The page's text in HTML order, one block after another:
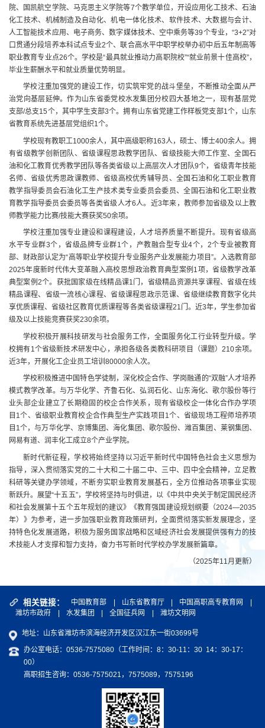
院、国凯航空学院、马克思主义学院等7个教学单位，开设应用化工技术、石油
化工技术、机械制造及自动化、机电一体化技术、软件技术、大数据与会计、
人工智能技术应用、电子商务、数字媒体技术、空中乘务等39个专业，“3+2”对
口贯通分段培养本科试点专业2个、联合高水平中职学校举办初中后五年制高等
职业教育专业点26个。学校是“最具就业推动力高职院校”“就业前景十佳高校”，
毕业生薪酬水平和就业质量优势明显。
学校注重加强党的建设工作，切实筑牢党的战斗堡垒，不断推动全面从严
治党向基层延伸。作为山东省委党校水发集团分校四大基地之一，现有基层党
支部/总支15个，其中学生支部3个。拥有山东省党建工作样板党支部1个，山东
省教育系统先进基层党组织1个。
学校现有教职工1000余人，其中高级职称163人，硕士、博士400余人。拥
有省级教学创新团队、省级课程思政教学团队、省级技能大师工作室、全国石
油和化工教育优秀教学团队等各类省级以上高层次人才团队9个，省级青年技能
名师、省级优秀思政课教师、省级高校优秀辅导员、全国石油和化工职业教育
教学指导委员会石油化工生产技术类专业委员会委员、全国石油和化工职业教
育教学指导委员会委员等各类省级人才6人。近3年来，教师参加省级及以上教
师教学能力比赛/技能大赛获奖50余项。
学校注重加强专业建设和课程建设，人才培养质量不断提升。现有省级高
水平专业群3个，省级品牌专业群1个，产教融合型专业4个，2个专业被教育
部、财政部认定为“高等职业学校提升专业服务产业发展能力项目”。入选教育部
2025年度新时代伟大变革融入高校思想政治教育典型案例1项，省级教学改革
典型案例2个。获批国家级在线精品课1门，省级精品资源共享课程、省级在线
精品课程、省级一流核心课程、省级课程思政示范课、省级继续教育数字化共
享优质课程、省级社区教育优质课程等各类省级课程21门。近3年，学生参加省
级及以上技能竞赛获奖230余项。
学校积极开展科技研发与社会服务工作，全面服务化工行业转型升级。学
校拥有1个省级新技术研发中心，承担各级各类教科研项目（课题）210余项。
近3年，开展化工企业员工培训80000余人次。
学校积极推进中国特色学徒制，深化校企合作、学岗融通的“双融”人才培养
模式教学改革。与万华化学、齐鲁石化、弘润石化、山东海化、歌尔股份等行
业头部企业建立了长期稳固的校企合作关系，现有省级校企一体化合作办学项
目1个、省级职业教育校企合作典型生产实践项目1个、省级现场工程师培养项
目1个，与万华化学、京博集团、海化集团、歌尔股份、潍百集团、莱钢集团、
网易有道、润丰化工成立8个产业学院。
新时代新征程，学校将始终坚持以习近平新时代中国特色社会主义思想为
指导，深入贯彻落实党的二十大和二十届二中、三中、四中全会精神，立足教
科研等关键办学领域，不断夯实职业教育发展基石，全方位推动各项事业实现
新跃升。展望“十五五”，学校将坚持与时俱进，以《中共中央关于制定国民经济
和社会发展第十五个五年规划的建议》《教育强国建设规划纲要（2024—2035
年）》为参考，进一步加强职业教育政策研判，全面贯彻落实新发展理念，坚
持特色化发展道路，积极为服务国家战略和区域经济社会发展提供强有力的技
术技能人才支撑和智力支持，奋力书写新时代学校办学发展新篇章。
（2025年11月更新）
相关链接： 中国教育部 山东省教育厅 中国高职高专教育网
潍坊市政府
水发集团 全国征兵网 潍坊文明网
地址：山东省潍坊市滨海经济开发区汉江东一街03699号
办公室电话：0536-7575080（工作时间：8：30-11：30 14：30-17：
00）
高职招生咨询：0536-7575021，7575089，7575196